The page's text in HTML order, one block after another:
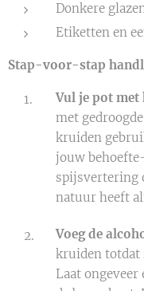
Donkere
Etiketten en
Stap-voor-stap
Vul je pot met
met
kruiden
jouw
spijsvertering
natuur heeft
Voeg de
kruiden totdat
Laat